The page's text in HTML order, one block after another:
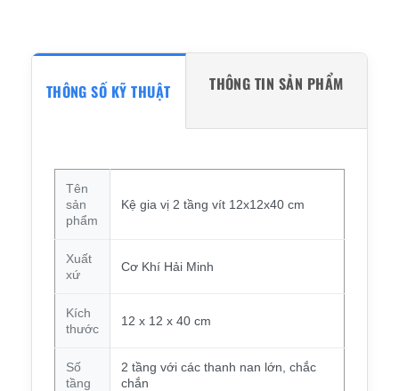
THÔNG SỐ KỸ THUẬT THÔNG TIN SẢN PHẨM
Tên
sản
phẩm
Kệ gia vị 2 tầng vít 12x12x40 cm
Xuất
xứ
Cơ Khí Hải Minh
Kích
thước
12 x 12 x 40 cm
Số
tầng
2 tầng với các thanh nan lớn, chắc
chắn